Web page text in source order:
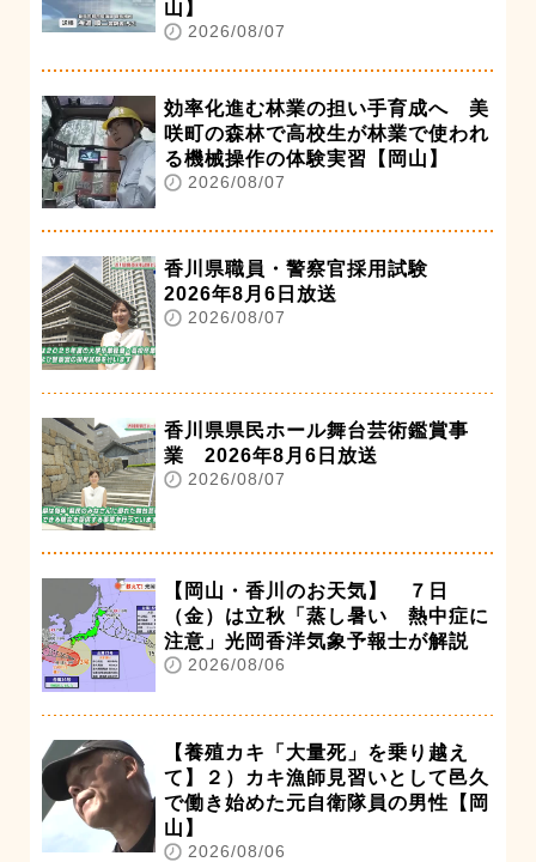
山】
2026/08/07
効率化進む林業の担い手育成へ 美
咲町の森林で高校生が林業で使われ
る機械操作の体験実習【岡山】
2026/08/07
香川県職員・警察官採用試験
2026年8月6日放送
2026/08/07
香川県県民ホール舞台芸術鑑賞事
業 2026年8月6日放送
2026/08/07
【岡山・香川のお天気】 ７日
（金）は立秋「蒸し暑い 熱中症に
注意」光岡香洋気象予報士が解説
2026/08/06
【養殖カキ「大量死」を乗り越え
て】２）カキ漁師見習いとして邑久
で働き始めた元自衛隊員の男性【岡
山】
2026/08/06